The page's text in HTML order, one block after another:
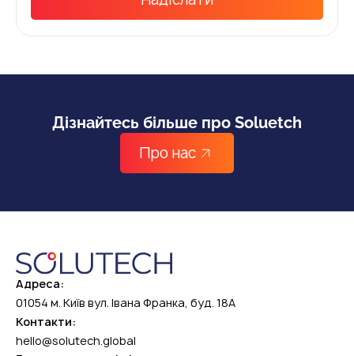
Дізнайтесь більше про Soluetch
Про нас
Адреса:
01054 м. Київ вул. Івана Франка, буд. 18А
Контакти:
hello@solutech.global